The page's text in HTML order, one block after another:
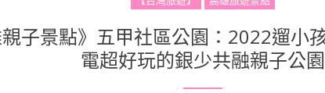
子景點》五甲社區公園：2022遛小
電超好玩的銀少共融親子公園